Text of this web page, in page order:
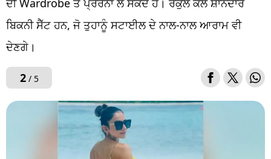
ਦੀ Wardrobe ਤੋਂ ਪ੍ਰੇਰਨਾ ਲੈ ਸਕਦੇ ਹੋ। ਰਕੁਲ ਕੋਲ ਸ਼ਾਨਦਾਰ
ਬਿਕਨੀ ਸੈੱਟ ਹਨ, ਜੋ ਤੁਹਾਨੂੰ ਸਟਾਈਲ ਦੇ ਨਾਲ-ਨਾਲ ਆਰਾਮ ਵੀ
ਦੇਣਗੇ।
2/ 5